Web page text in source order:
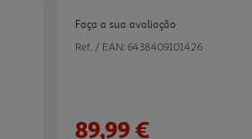
Faça a sua avaliação
Ref. / EAN: 6438409101426
89,99 €